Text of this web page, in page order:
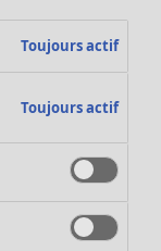
Toujours actif
Toujours actif